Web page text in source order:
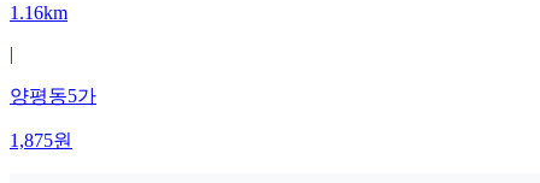
1.16km
|
양평동5가
1,875원